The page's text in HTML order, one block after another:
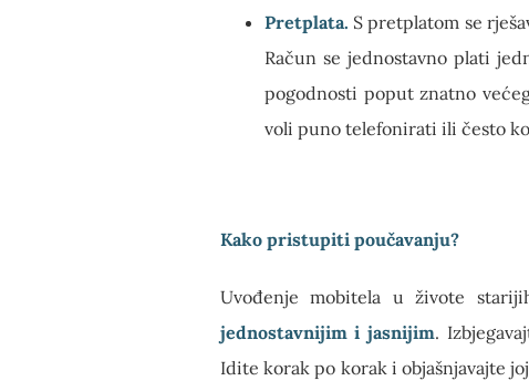
Pretplata. S pretplatom se
Račun se jednostavno plati
pogodnosti poput znatno
voli puno telefonirati ili često
Kako pristupiti poučavanju?
Uvođenje mobitela u živote
jednostavnijim i jasnijim.
Idite korak po korak i objašnjavajte